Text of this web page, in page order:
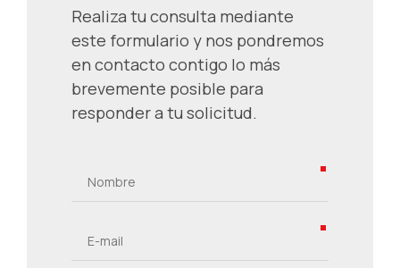
Realiza tu consulta mediante
este formulario y nos pondremos
en contacto contigo lo más
brevemente posible para
responder a tu solicitud.